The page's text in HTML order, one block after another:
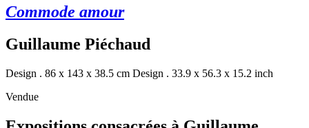
Commode amour
Guillaume Piéchaud
Design . 86 x 143 x 38.5 cm Design . 33.9 x 56.3 x 15.2 inch
Vendue